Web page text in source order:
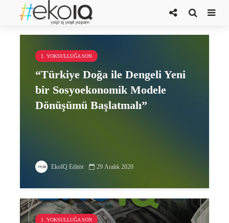
Doç. Dr. Barış Karapınar
1. YOKSULLUĞA SON
“Türkiye Doğa ile Dengeli Yeni
bir Sosyoekonomik Modele
Dönüşümü Başlatmalı”
EkoIQ Editör 29 Aralık 2020
1. YOKSULLUĞA SON